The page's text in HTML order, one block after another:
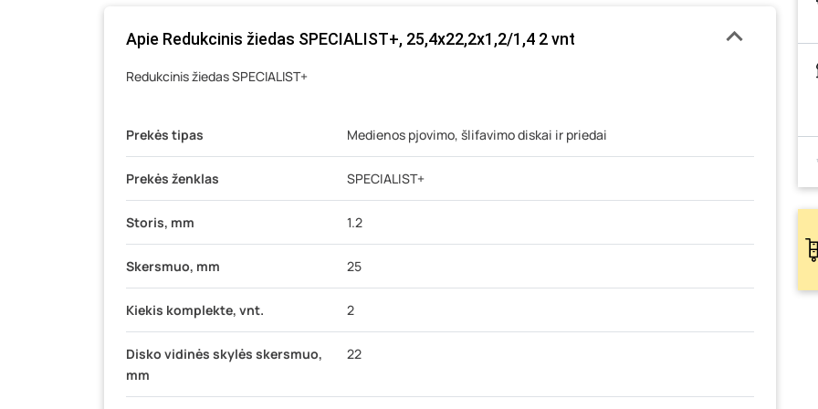
Apie Redukcinis žiedas SPECIALIST+, 25,4x22,2x1,2/1,4 2 vnt
Redukcinis žiedas SPECIALIST+
Prekės tipas Medienos pjovimo, šlifavimo diskai ir priedai
Prekės ženklas SPECIALIST+
Storis, mm 1.2
Skersmuo, mm 25
Kiekis komplekte, vnt. 2
Disko vidinės skylės skersmuo,
mm
22